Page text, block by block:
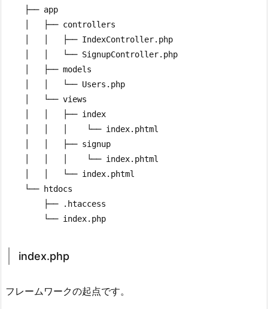
        └── index.php
index.php
フレームワークの起点です。